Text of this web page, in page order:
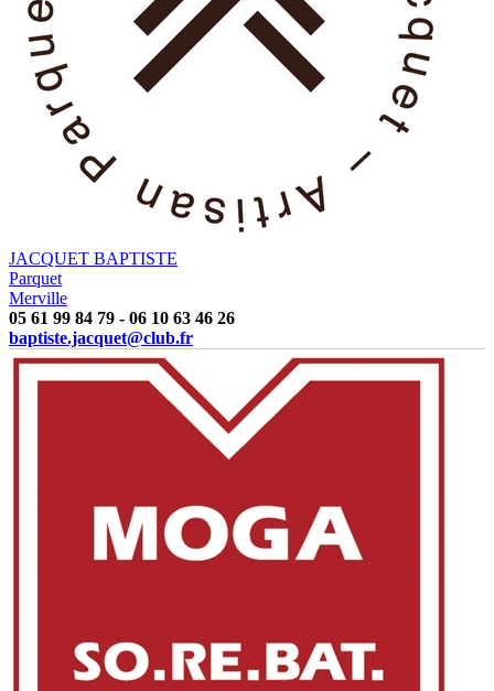
JACQUET BAPTISTE
Parquet
Merville
05 61 99 84 79 - 06 10 63 46 26
baptiste.jacquet@club.fr